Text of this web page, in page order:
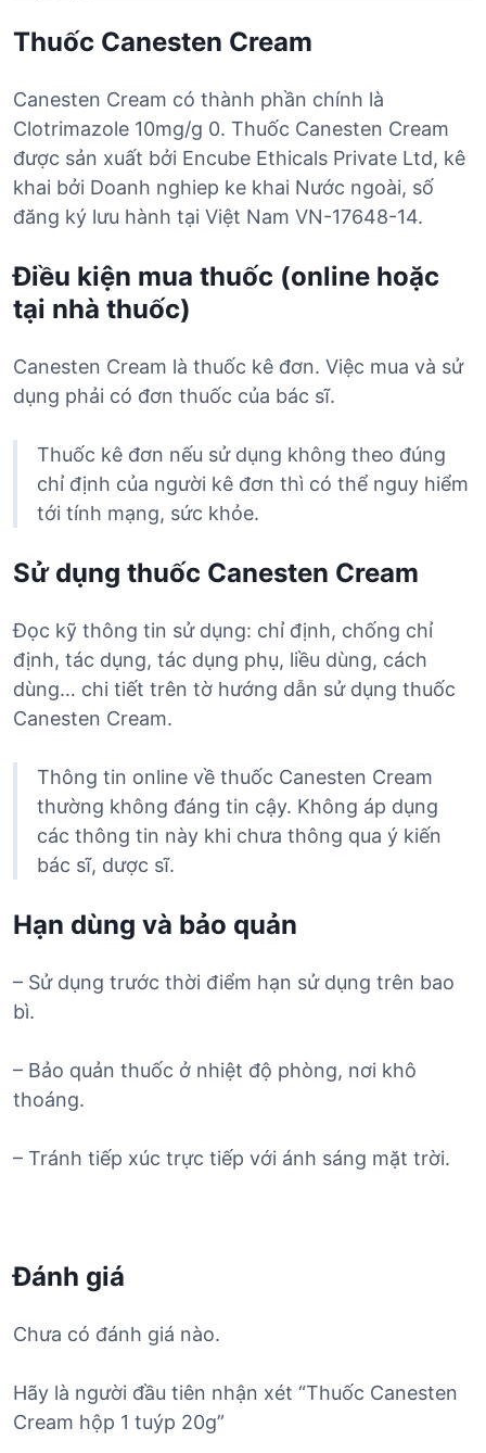
Thuốc Canesten Cream
Canesten Cream có thành phần chính là
Clotrimazole 10mg/g 0. Thuốc Canesten Cream
được sản xuất bởi Encube Ethicals Private Ltd, kê
khai bởi Doanh nghiep ke khai Nước ngoài, số
đăng ký lưu hành tại Việt Nam VN-17648-14.
Điều kiện mua thuốc (online hoặc
tại nhà thuốc)
Canesten Cream là thuốc kê đơn. Việc mua và sử
dụng phải có đơn thuốc của bác sĩ.
Thuốc kê đơn nếu sử dụng không theo đúng
chỉ định của người kê đơn thì có thể nguy hiểm
tới tính mạng, sức khỏe.
Sử dụng thuốc Canesten Cream
Đọc kỹ thông tin sử dụng: chỉ định, chống chỉ
định, tác dụng, tác dụng phụ, liều dùng, cách
dùng… chi tiết trên tờ hướng dẫn sử dụng thuốc
Canesten Cream.
Thông tin online về thuốc Canesten Cream
thường không đáng tin cậy. Không áp dụng
các thông tin này khi chưa thông qua ý kiến
bác sĩ, dược sĩ.
Hạn dùng và bảo quản
– Sử dụng trước thời điểm hạn sử dụng trên bao
bì.
– Bảo quản thuốc ở nhiệt độ phòng, nơi khô
thoáng.
– Tránh tiếp xúc trực tiếp với ánh sáng mặt trời.
Đánh giá
Chưa có đánh giá nào.
Hãy là người đầu tiên nhận xét “Thuốc Canesten
Cream hộp 1 tuýp 20g”